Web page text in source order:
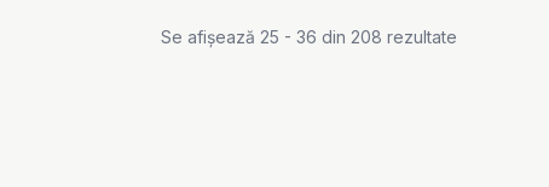
Se afișează 25 - 36 din 208 rezultate